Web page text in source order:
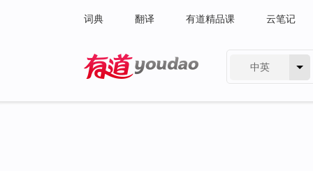
词典 翻译 有道精品课 云笔记
中英